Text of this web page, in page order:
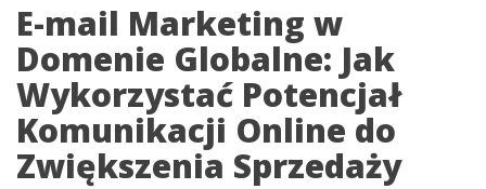
E-mail Marketing w
Domenie Globalne: Jak
Wykorzystać Potencjał
Komunikacji Online do
Zwiększenia Sprzedaży